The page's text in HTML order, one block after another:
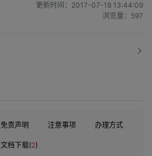
更新时间： 2017-07-18 13:44:09
浏览量： 597
免责声明 注意事项 办理方式
文档下载(2)